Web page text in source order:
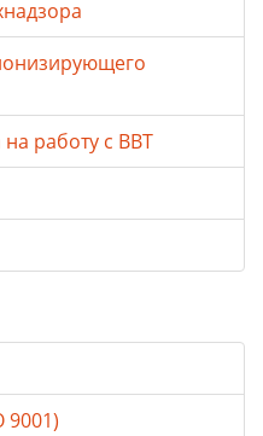
работу с ВВТ
9001)